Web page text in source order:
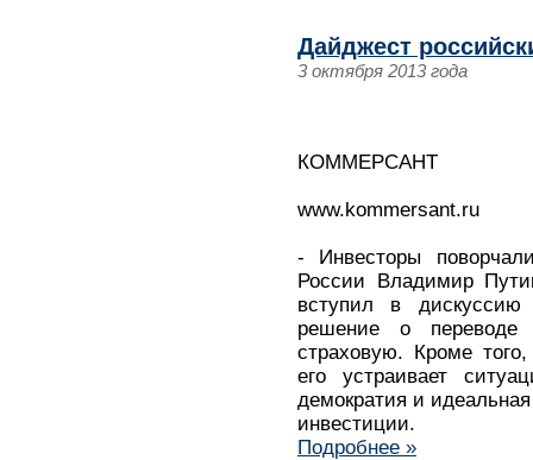
Дайджест
3 октября 2013 года
КОММЕРСАНТ
www.kommersant.ru
- Инвесторы
России Владимир
вступил в
решение о переводе
страховую. Кроме
его устраивает
демократия и
инвестиции.
Подробнее »